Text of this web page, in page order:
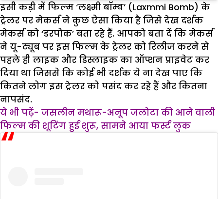
इसी कड़ी में फिल्म ‘लक्ष्मी बॉम्ब’ (Laxmmi Bomb) के
ट्रेलर पर मेकर्स ने कुछ ऐसा किया है जिसे देख दर्शक
मेकर्स को ‘डरपोक’ बता रहे हैं. आपको बता दें कि मेकर्स
ने यू-ट्यूब पर इस फिल्म के ट्रेलर को रिलीज करने से
पहले ही लाइक और डिस्लाइक का ऑप्शन प्राइवेट कर
दिया था जिससे कि कोई भी दर्शक ये ना देख पाए कि
कितने लोग इस ट्रेलर को पसंद कर रहे हैं और कितना
नापसंद.
ये भी पढ़ें- जसलीन मथारू-अनूप जलोटा की आने वाली
फिल्म की शूटिंग हुई शुरू, सामने आया फर्स्ट लुक